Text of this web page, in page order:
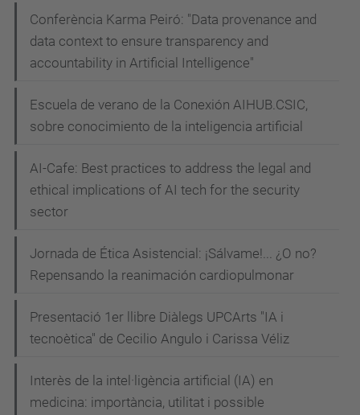
Conferència Karma Peiró: "Data provenance and
data context to ensure transparency and
accountability in Artificial Intelligence"
Escuela de verano de la Conexión AIHUB.CSIC,
sobre conocimiento de la inteligencia artificial
AI-Cafe: Best practices to address the legal and
ethical implications of AI tech for the security
sector
Jornada de Ética Asistencial: ¡Sálvame!... ¿O no?
Repensando la reanimación cardiopulmonar
Presentació 1er llibre Diàlegs UPCArts "IA i
tecnoètica" de Cecilio Angulo i Carissa Véliz
Interès de la intel·ligència artificial (IA) en
medicina: importància, utilitat i possible